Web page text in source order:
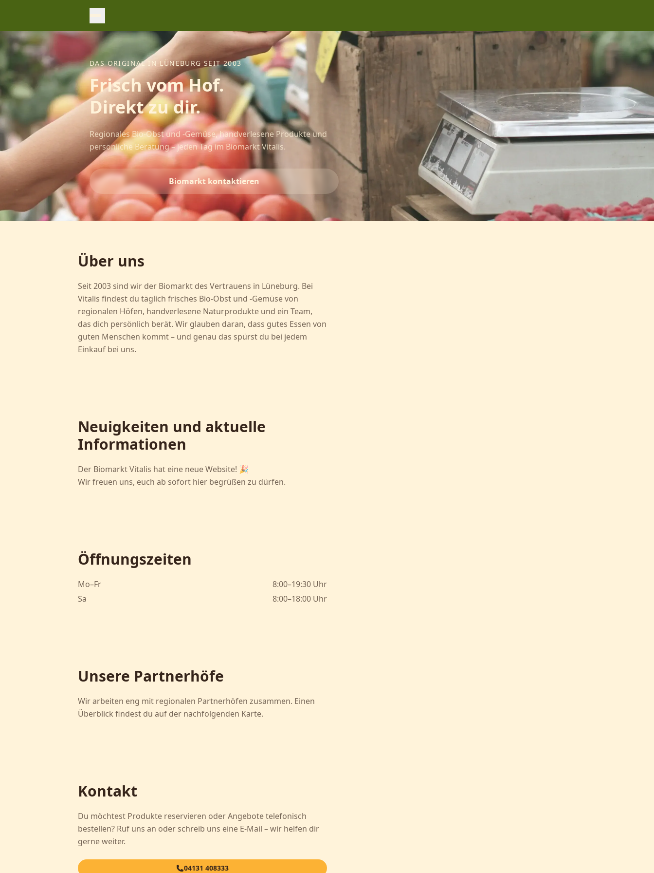
DAS ORIGINAL IN LÜNEBURG SEIT 2003
Frisch vom Hof.
Direkt zu dir.
Regionales Bio-Obst und -Gemüse, handverlesene Produkte und
persönliche Beratung – jeden Tag im Biomarkt Vitalis.
Biomarkt kontaktieren
Über uns
Seit 2003 sind wir der Biomarkt des Vertrauens in Lüneburg. Bei
Vitalis findest du täglich frisches Bio-Obst und -Gemüse von
regionalen Höfen, handverlesene Naturprodukte und ein Team,
das dich persönlich berät. Wir glauben daran, dass gutes Essen von
guten Menschen kommt – und genau das spürst du bei jedem
Einkauf bei uns.
Neuigkeiten und aktuelle
Informationen
Der Biomarkt Vitalis hat eine neue Website! 🎉
Wir freuen uns, euch ab sofort hier begrüßen zu dürfen.
Öffnungszeiten
Mo–Fr
8:00–19:30 Uhr
Sa
8:00–18:00 Uhr
Unsere Partnerhöfe
Wir arbeiten eng mit regionalen Partnerhöfen zusammen. Einen
Überblick findest du auf der nachfolgenden Karte.
Kontakt
Du möchtest Produkte reservieren oder Angebote telefonisch
bestellen? Ruf uns an oder schreib uns eine E-Mail – wir helfen dir
gerne weiter.
04131 408333